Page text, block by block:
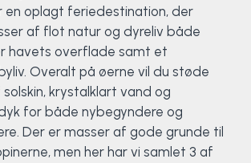
en oplagt feriedestination, der
af flot natur og dyreliv både
havets overflade samt et
Overalt på øerne vil du støde
krystalklart vand og
for både nybegyndere og
Der er masser af gode grunde til
men her har vi samlet 3 af